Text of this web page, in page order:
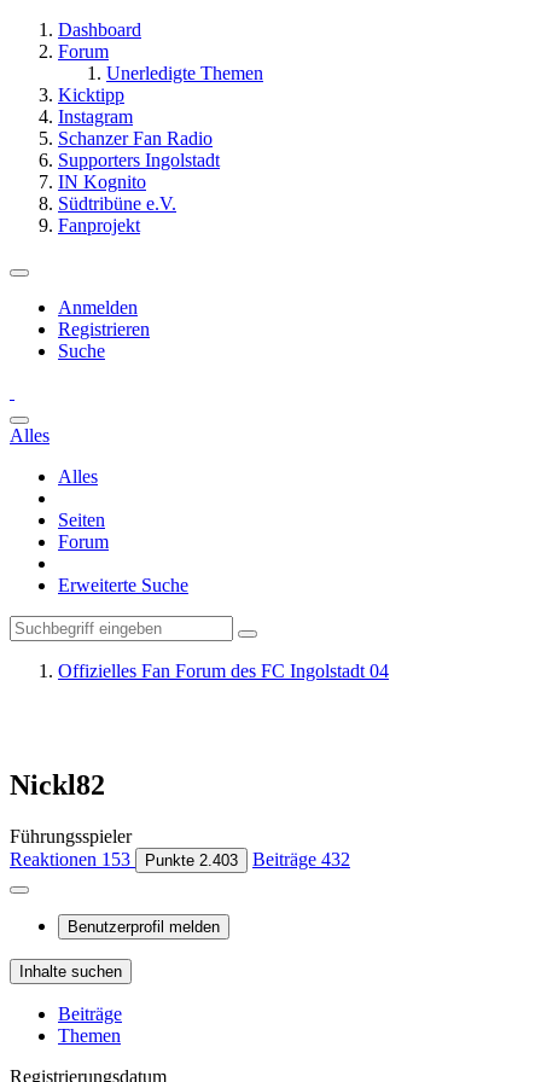
Dashboard
Forum
Unerledigte Themen
Kicktipp
Instagram
Schanzer Fan Radio
Supporters Ingolstadt
IN Kognito
Südtribüne e.V.
Fanprojekt
Anmelden
Registrieren
Suche
Alles
Alles
Seiten
Forum
Erweiterte Suche
Offizielles Fan Forum des FC Ingolstadt 04
Nickl82
Führungsspieler
Reaktionen 153 Punkte 2.403 Beiträge 432
Benutzerprofil melden
Inhalte suchen
Beiträge
Themen
Registrierungsdatum